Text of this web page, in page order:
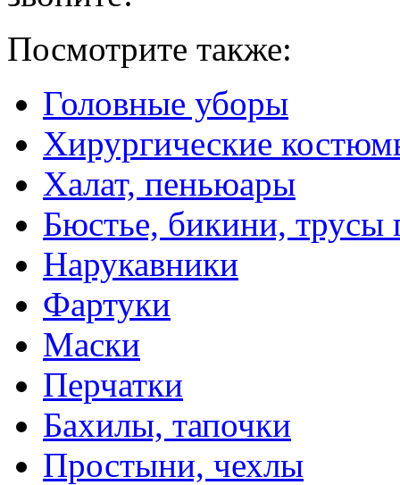
Посмотрите также:
Головные уборы
Хирургические
Халат, пеньюары
Бюстье, бикини, трусы
Нарукавники
Фартуки
Маски
Перчатки
Бахилы, тапочки
Простыни, чехлы